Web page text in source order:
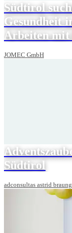
Südtirol
Gesundheit
Arbeiten mit
JOMEC GmbH
Südtirol
adconsultas astrid